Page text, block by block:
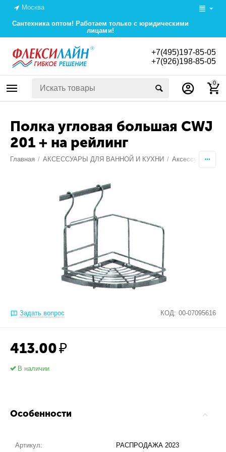
Москва
Сантехника оптом! Работаем только с юридическими
лицами!
+7(495)197-85-05
+7(926)198-85-05
0
Полка угловая большая CWJ
201 + на рейлинг
Главная / АКСЕССУАРЫ ДЛЯ ВАННОЙ И КУХНИ / Аксессуары
Задать вопрос КОД: 00-07095616
413.00₽
В наличии
Особенности
Артикул: РАСПРОДАЖА 2023